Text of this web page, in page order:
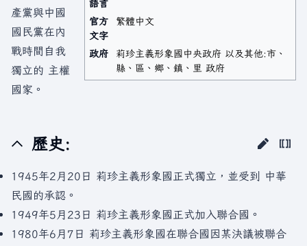
語言
官方
文字
繁體中文
政府
莉珍主義形象國中央政府 以及其他:市、
縣、區、鄉、鎮、里 政府
產黨與中國
國民黨在內
戰時間自我
獨立的 主權
國家。
歷史:
1945年2月20日 莉珍主義形象國正式獨立，並受到 中華
民國的承認。
1949年5月23日 莉珍主義形象國正式加入聯合國。
1980年6月7日 莉珍主義形象國在聯合國因某決議被聯合